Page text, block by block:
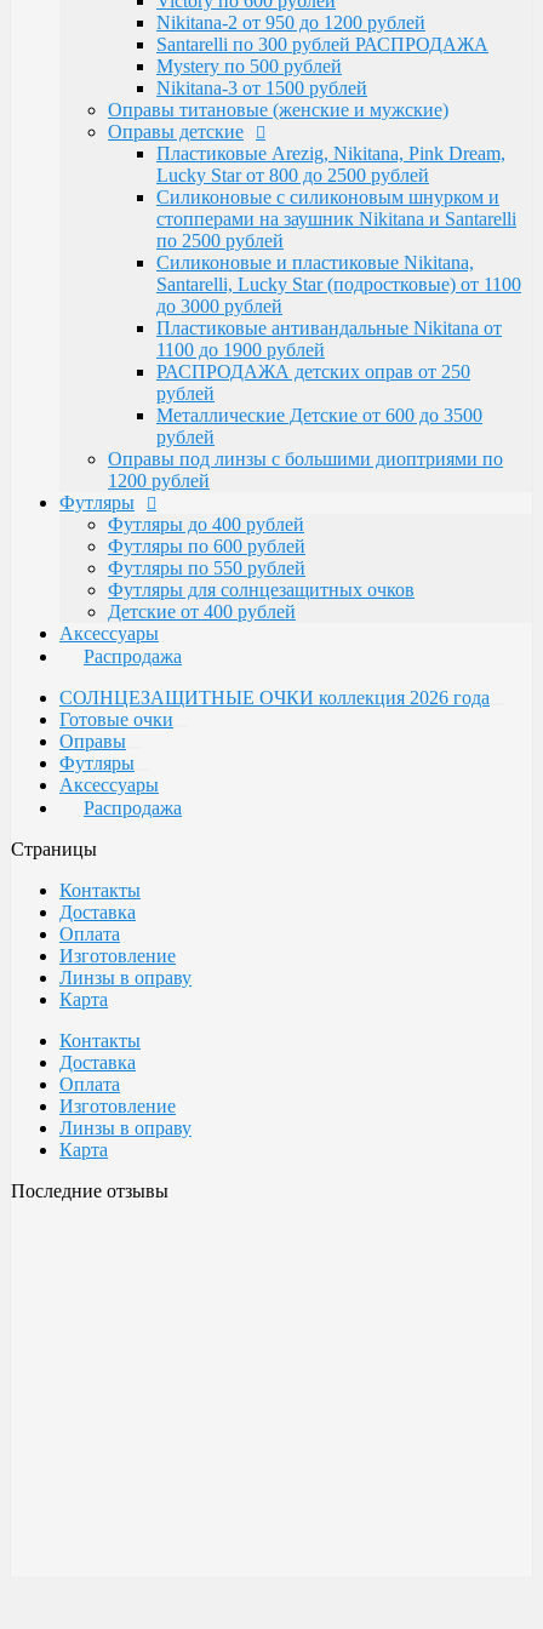
Santarelli, Lucky Star (подростковые) от 1100
до 3000 рублей
Пластиковые антивандальные Nikitana от
1100 до 1900 рублей
РАСПРОДАЖА детских оправ от 250 рублей
Металлические Детские от 600 до 3500
рублей
Оправы под линзы с большими диоптриями по
1200 рублей
Футляры до 400 рублей
Футляры по 600 рублей
Футляры по 550 рублей
Футляры для солнцезащитных очков
Детские от 400 рублей
Распродажа
Nikitana-2 от 950 до 1200 рублей
Santarelli по 300 рублей РАСПРОДАЖА
Mystery по 500 рублей
Nikitana-3 от 1500 рублей
Оправы титановые (женские и мужские)
Оправы детские
Пластиковые Arezig, Nikitana, Pink Dream,
Lucky Star от 800 до 2500 рублей
Силиконовые с силиконовым шнурком и
стопперами на заушник Nikitana и Santarelli
по 2500 рублей
Силиконовые и пластиковые Nikitana,
Santarelli, Lucky Star (подростковые) от 1100
до 3000 рублей
Пластиковые антивандальные Nikitana от
1100 до 1900 рублей
РАСПРОДАЖА детских оправ от 250
рублей
Металлические Детские от 600 до 3500
рублей
Оправы под линзы с большими диоптриями по
1200 рублей
Футляры
Футляры до 400 рублей
Футляры по 600 рублей
Футляры по 550 рублей
Футляры для солнцезащитных очков
Детские от 400 рублей
Аксессуары
Распродажа
СОЛНЦЕЗАЩИТНЫЕ ОЧКИ коллекция 2026 года
Готовые очки
Оправы
Футляры
Аксессуары
Распродажа
Страницы
Контакты
Доставка
Оплата
Изготовление
Линзы в оправу
Карта
Контакты
Доставка
Оплата
Изготовление
Линзы в оправу
Карта
Последние отзывы